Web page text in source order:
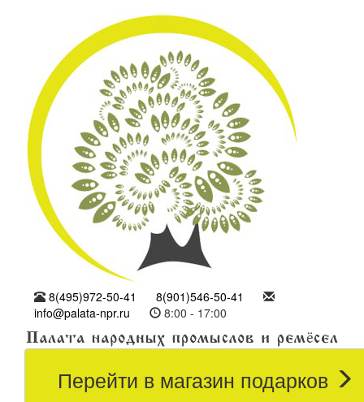
8(495)972-50-41
8(901)546-50-41
info@palata-npr.ru
8:00 - 17:00
Перейти в магазин подарков